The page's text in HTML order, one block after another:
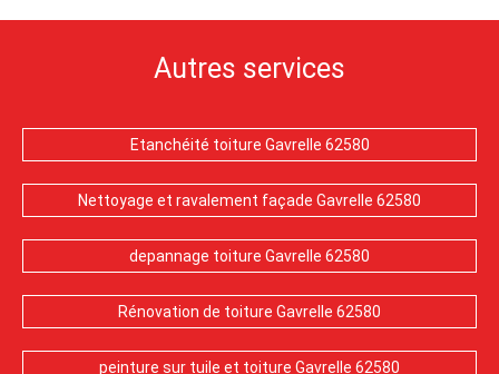
Autres services
Etanchéité toiture Gavrelle 62580
Nettoyage et ravalement façade Gavrelle 62580
depannage toiture Gavrelle 62580
Rénovation de toiture Gavrelle 62580
peinture sur tuile et toiture Gavrelle 62580